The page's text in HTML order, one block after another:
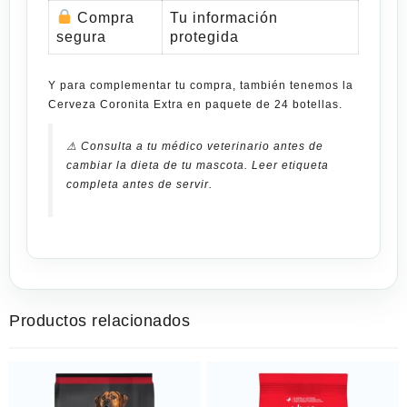
Compra
segura
Tu información
protegida
Y para complementar tu compra, también tenemos la
Cerveza Coronita Extra en paquete de 24 botellas
⚠ Consulta a tu médico veterinario antes de
cambiar la dieta de tu mascota. Leer etiqueta
completa antes de servir.
Productos relacionados